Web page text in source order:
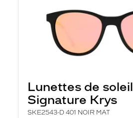
Lunettes de soleil
Signature Krys
SKE2543-D 401 NOIR MAT